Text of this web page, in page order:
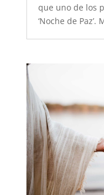
que uno de los
‘Noche de Paz’.